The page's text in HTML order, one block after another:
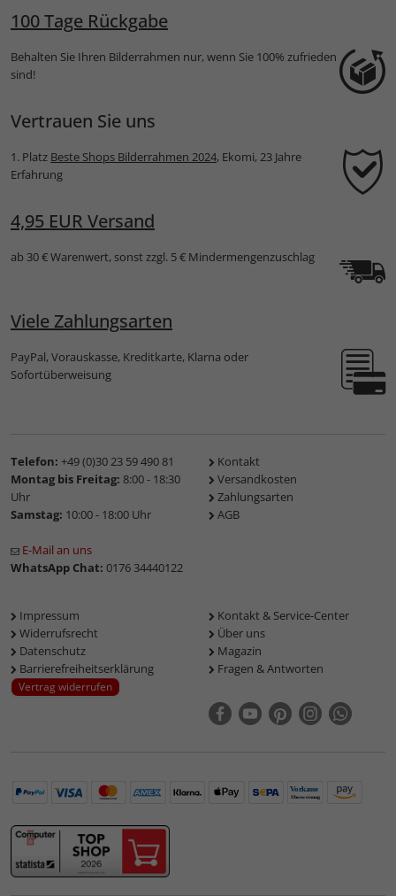
100 Tage Rückgabe
Behalten Sie Ihren Bilderrahmen nur, wenn Sie 100% zufrieden
sind!
Vertrauen Sie uns
1. Platz Beste Shops Bilderrahmen 2024, Ekomi, 23 Jahre
Erfahrung
4,95 EUR Versand
ab 30 € Warenwert, sonst zzgl. 5 € Mindermengenzuschlag
Viele Zahlungsarten
PayPal, Vorauskasse, Kreditkarte, Klarna oder
Sofortüberweisung
Telefon: +49 (0)30 23 59 490 81
Montag bis Freitag: 8:00 - 18:30
Uhr
Samstag: 10:00 - 18:00 Uhr
E-Mail an uns
WhatsApp Chat: 0176 34440122
Kontakt
Versandkosten
Zahlungsarten
AGB
Impressum
Widerrufsrecht
Datenschutz
Barrierefreiheitserklärung
Vertrag widerrufen
Kontakt & Service-Center
Über uns
Magazin
Fragen & Antworten